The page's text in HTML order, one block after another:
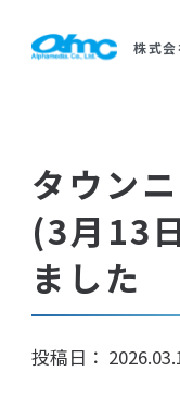
株式
ソフトウエ
人材派遣・
会社案内
事業内容
沿革
組織図アクセス
採用情報
タウン
(3月13
ました
投稿日：